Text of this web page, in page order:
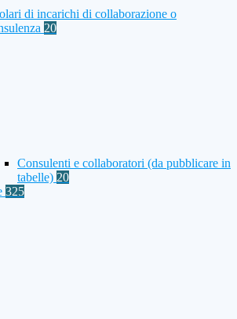
di incarichi di collaborazione o
20
Consulenti e collaboratori (da pubblicare in
tabelle) 20
325